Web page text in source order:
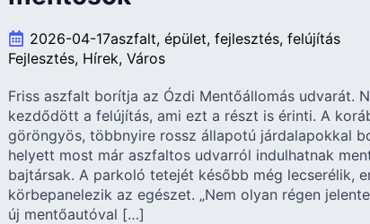
2026-04-17aszfalt épület fejlesztés felújítás
Fejlesztés Hírek Város
Friss aszfalt borítja az Ózdi Mentőállomás udvarát.
kezdődött a felújítás, ami ezt a részt is érinti. A
göröngyös, többnyire rossz állapotú járdalapokkal
helyett most már aszfaltos udvarról indulhatnak
bajtársak. A parkoló tetejét később még lecserélik,
körbepanelezik az egészet. „Nem olyan régen
új mentőautóval […]